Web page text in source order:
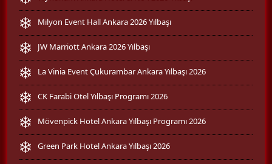
Milyon Event Hall Ankara 2026 Yılbaşı
JW Marriott Ankara 2026 Yılbaşı
La Vinia Event Çukurambar Ankara Yılbaşı 2026
CK Farabi Otel Yılbaşı Programı 2026
Mövenpick Hotel Ankara Yılbaşı Programı 2026
Green Park Hotel Ankara Yılbaşı 2026